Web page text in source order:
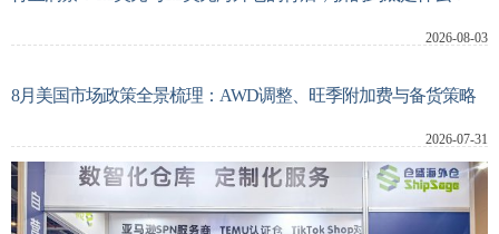
系统登录
2026-08-03
8月美国市场政策全景梳理：AWD调整、旺季附加费与备货策略
2026-07-31